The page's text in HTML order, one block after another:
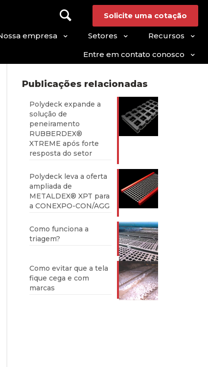
Solicite uma cotação
empresa Setores
Recursos
Entre em contato conosco
Publicações relacionadas
Polydeck expande a
solução de
peneiramento
RUBBERDEX®
XTREME após forte
resposta do setor
Polydeck leva a oferta
ampliada de
METALDEX® XPT para
a CONEXPO-CON/AGG
Como funciona a
triagem?
Como evitar que a tela
fique cega e com
marcas